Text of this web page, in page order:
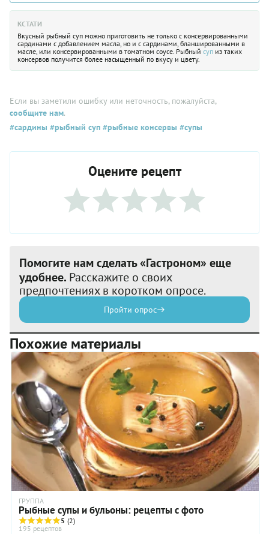
КСТАТИ
Вкусный рыбный суп можно приготовить не только с консервированными
сардинами с добавлением масла, но и с сардинами, бланшированными в
масле, или консервированными в томатном соусе. Рыбный суп из таких
консервов получится более насыщенный по вкусу и цвету.
Если вы заметили ошибку или неточность, пожалуйста,
сообщите нам.
#сардины #рыбный суп #рыбные консервы #супы
Оцените рецепт
Помогите нам сделать «Гастроном» еще
удобнее. Расскажите о своих
предпочтениях в коротком опросе.
Пройти опрос
Похожие материалы
ГРУППА
Рыбные супы и бульоны: рецепты с фото
5 (2)
195 рецептов